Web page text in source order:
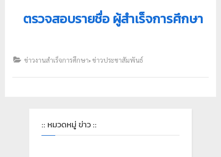
ตรวจสอบรายชื่อ ผู้สำเร็จการศึกษา
ข่าวงานสำเร็จการศึกษา,ข่าวประชาสัมพันธ์
:: หมวดหมู่ ข่าว ::